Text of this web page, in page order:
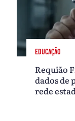
EDUCAÇÃO
Requião
dados de
rede